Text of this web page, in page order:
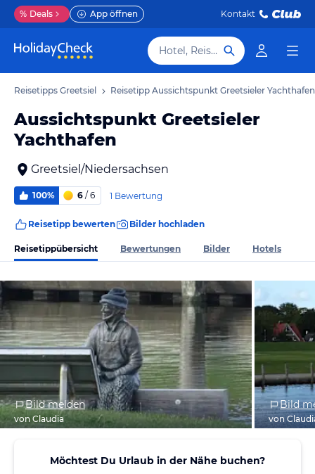
% Deals App öffnen Kontakt
Hotel, Reiseziel
Reisetipps Greetsiel Reisetipp Aussichtspunkt Greetsieler Yachthafen
Aussichtspunkt Greetsieler
Yachthafen
Greetsiel/Niedersachsen
100% 6 / 6 1 Bewertung
Reisetipp bewerten Bilder hochladen
Reisetippübersicht Bewertungen Bilder Hotels
Bild melden
von Claudia
Bild
von
Möchtest Du Urlaub in der Nähe buchen?